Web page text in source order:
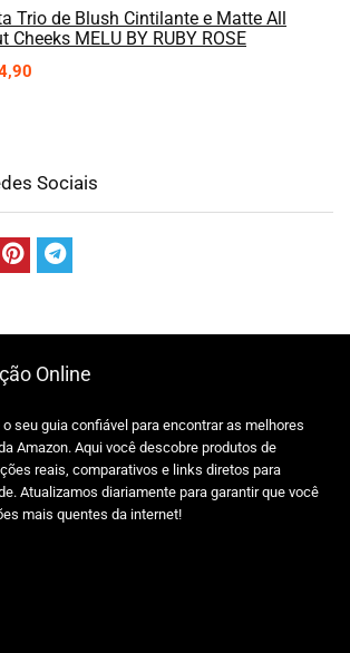
Trio de Blush Cintilante e Matte All
Cheeks MELU BY RUBY ROSE
Sociais
Online
seu guia confiável para encontrar as melhores
Amazon. Aqui você descobre produtos de
reais, comparativos e links diretos para
Atualizamos diariamente para garantir que você
mais quentes da internet!